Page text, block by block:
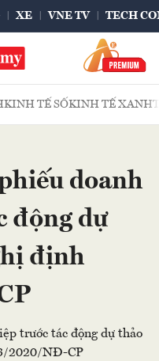
XE VNE TV TECH
KINH TẾ SỐKINH TẾ XANH
doanh
động dự
định
trước tác động dự thảo
2020/NĐ-CP